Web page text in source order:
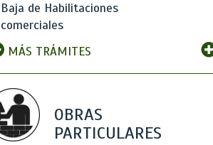
Baja de Habilitaciones
comerciales
MÁS TRÁMITES
OBRAS
PARTICULARES